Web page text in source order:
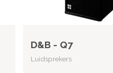
D&B - Q7
Luidsprekers